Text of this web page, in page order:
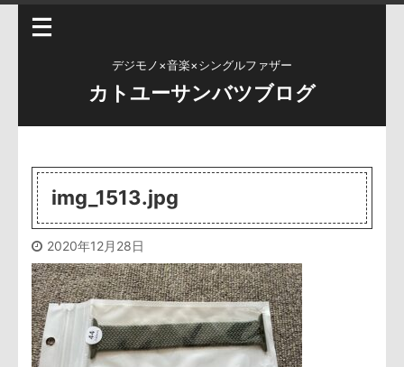
デジモノ×音楽×シングルファザー
カトユーサンバツブログ
img_1513.jpg
2020年12月28日